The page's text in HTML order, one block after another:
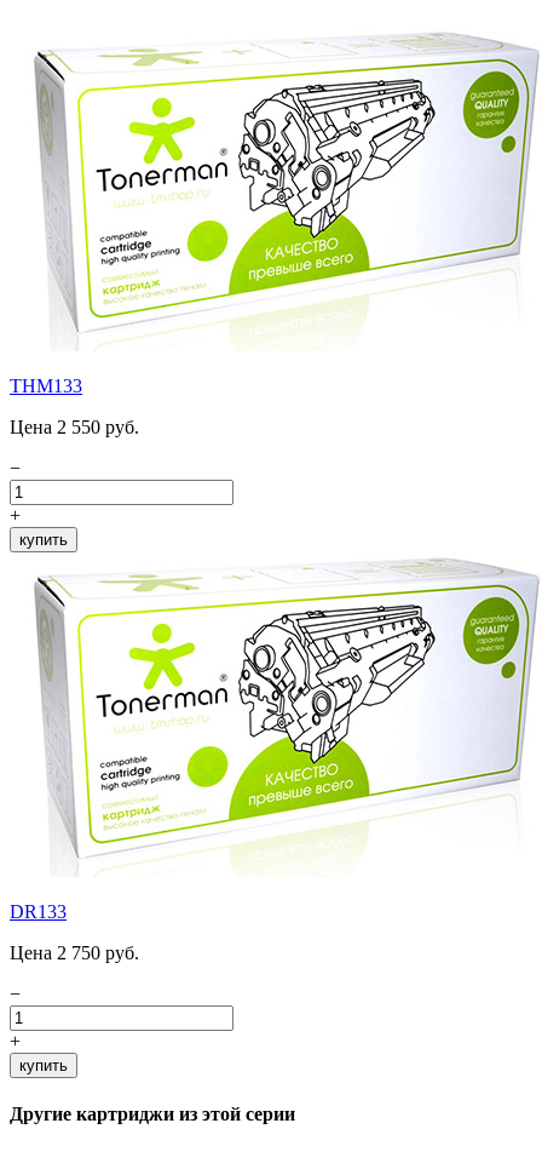
THM133
Цена 2 550 руб.
−
+
купить
DR133
Цена 2 750 руб.
−
+
купить
Другие картриджи из этой серии